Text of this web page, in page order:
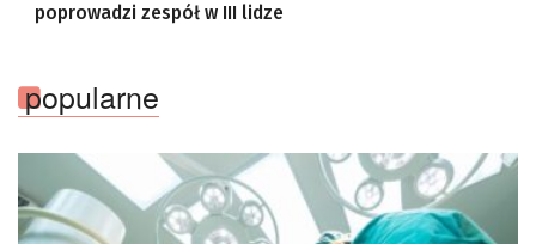
poprowadzi zespół w III lidze
popularne